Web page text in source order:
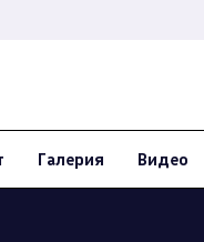
Галерия Видео